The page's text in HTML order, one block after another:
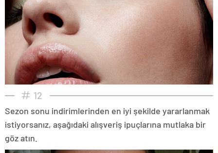
12
Sezon sonu indirimlerinden en iyi şekilde yararlanmak
istiyorsanız, aşağıdaki alışveriş ipuçlarına mutlaka bir
göz atın.